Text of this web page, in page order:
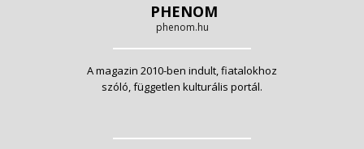
PHENOM
phenom.hu
A magazin 2010-ben indult, fiatalokhoz
szóló, független kulturális portál.